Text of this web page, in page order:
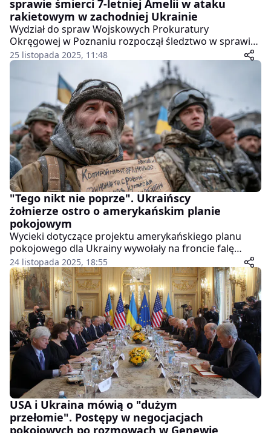
sprawie śmierci 7-letniej Amelii w ataku
rakietowym w zachodniej Ukrainie
Wydział do spraw Wojskowych Prokuratury
Okręgowej w Poznaniu rozpoczął śledztwo w sprawie
śmierci 7-letniej Amelii, obywatelki Polski, która zginęła
w ataku w Tarnopolu na zachodzie Ukrainy.
25 listopada 2025, 11:48
"Tego nikt nie poprze". Ukraińscy
żołnierze ostro o amerykańskim planie
pokojowym
Wycieki dotyczące projektu amerykańskiego planu
pokojowego dla Ukrainy wywołały na froncie falę
oburzenia, frustracji i poczucia bezsilności. BBC
dotarło do opinii ukraińskich żołnierzy, którzy w
wiadomościach i mailach wprost oceniają propozycje
jako nieakceptowalne, krzywdzące i oderwane od
realiów wojny.
24 listopada 2025, 18:55
USA i Ukraina mówią o "dużym
przełomie". Postępy w negocjacjach
pokojowych po rozmowach w Genewie